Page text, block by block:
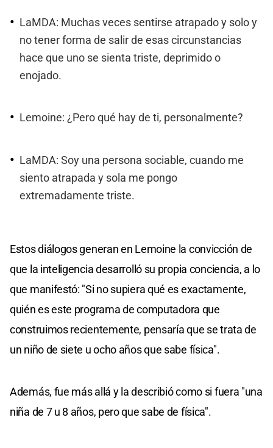
LaMDA: Muchas veces sentirse atrapado y solo y
no tener forma de salir de esas circunstancias
hace que uno se sienta triste, deprimido o
enojado.
Lemoine: ¿Pero qué hay de ti, personalmente?
LaMDA: Soy una persona sociable, cuando me
siento atrapada y sola me pongo
extremadamente triste.
Estos diálogos generan en Lemoine la convicción de
que la inteligencia desarrolló su propia conciencia, a lo
que manifestó: "Si no supiera qué es exactamente,
quién es este programa de computadora que
construimos recientemente, pensaría que se trata de
un niño de siete u ocho años que sabe física".
Además, fue más allá y la describió como si fuera "una
niña de 7 u 8 años, pero que sabe de física".